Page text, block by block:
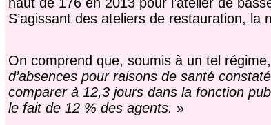
S’agissant des ateliers de restauration,
On comprend que, soumis à un tel régime,
d’absences pour raisons de santé
comparer à 12,3 jours dans la fonction
le fait de 12 % des agents. »